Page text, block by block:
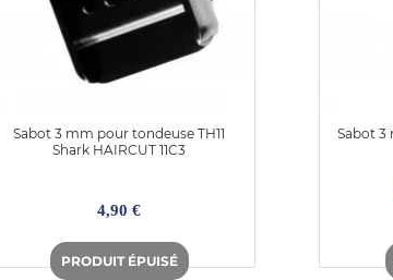
Sabot 3 mm pour tondeuse TH11
Shark HAIRCUT 11C3
4,90 €
Sabot 3